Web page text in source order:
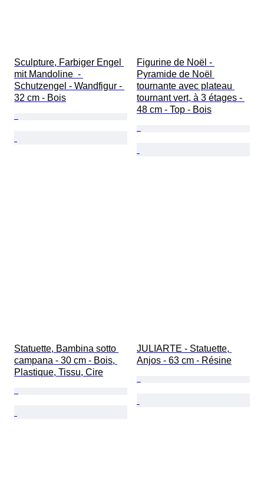
Sculpture, Farbiger Engel
mit Mandoline  -
Schutzengel - Wandfigur -
32 cm - Bois
Figurine de Noël -
Pyramide de Noël
tournante avec plateau
tournant vert, à 3 étages -
48 cm - Top - Bois
Statuette, Bambina sotto
campana - 30 cm - Bois,
Plastique, Tissu, Cire
JULIARTE - Statuette,
Anjos - 63 cm - Résine